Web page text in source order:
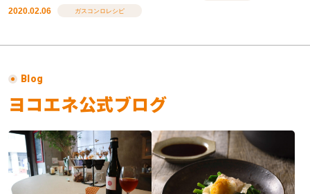
2020.02.06 ガスコンロレシピ
Blog
ヨコエネ公式ブログ